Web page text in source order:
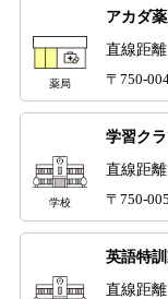
薬局
アカダ
直線距
〒750-
学校
学習ク
直線距
〒750-
英語特
直線距